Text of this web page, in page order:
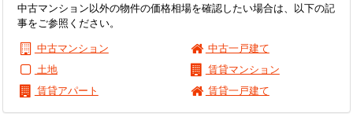
中古マンション以外の物件の価格相場を確認したい場合は、以下の記
事をご参照ください。
中古マンション
中古一戸建て
土地
賃貸マンション
賃貸アパート
賃貸一戸建て